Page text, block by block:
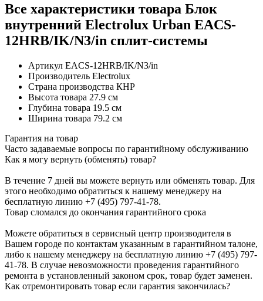
Все характеристики товара Блок
внутренний Electrolux Urban EACS-
12HRB/IK/N3/in сплит-системы
Артикул EACS-12HRB/IK/N3/in
Производитель Electrolux
Страна производства КНР
Высота товара 27.9 см
Глубина товара 19.5 см
Ширина товара 79.2 см
Гарантия на товар
Часто задаваемые вопросы по гарантийному обслуживанию
Как я могу вернуть (обменять) товар?
В течение 7 дней вы можете вернуть или обменять товар. Для
этого необходимо обратиться к нашему менеджеру на
бесплатную линию +7 (495) 797-41-78.
Товар сломался до окончания гарантийного срока
Можете обратиться в сервисный центр производителя в
Вашем городе по контактам указанным в гарантийном талоне,
либо к нашему менеджеру на бесплатную линию +7 (495) 797-
41-78. В случае невозможности проведения гарантийного
ремонта в установленный законом срок, товар будет заменен.
Как отремонтировать товар если гарантия закончилась?